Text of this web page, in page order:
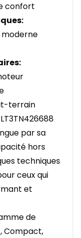
confort
moderne
terrain
par sa
hors
techniques
ceux qui
et
de
Compact,